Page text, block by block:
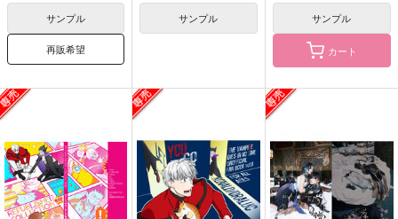
サンプル
再販希望
サンプル サンプル
カート